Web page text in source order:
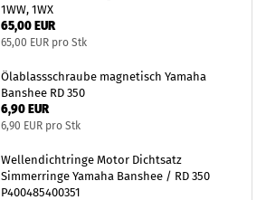
1WW, 1WX
65,00 EUR
65,00 EUR pro Stk
Ölablassschraube magnetisch Yamaha
Banshee RD 350
6,90 EUR
6,90 EUR pro Stk
Wellendichtringe Motor Dichtsatz
Simmerringe Yamaha Banshee / RD 350
P400485400351